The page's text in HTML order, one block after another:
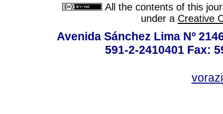
All the contents of this
under a Creative
Avenida Sánchez Lima Nº
591-2-2410401 Fax: